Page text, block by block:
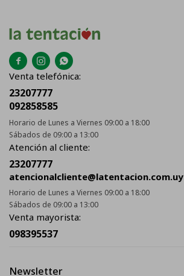
  
Venta telefónica:
23207777
092858585
Horario de Lunes a Viernes 09:00 a 18:00
Sábados de 09:00 a 13:00
Atención al cliente:
23207777
atencionalcliente@latentacion.com.uy
Horario de Lunes a Viernes 09:00 a 18:00
Sábados de 09:00 a 13:00
Venta mayorista:
098395537
Newsletter